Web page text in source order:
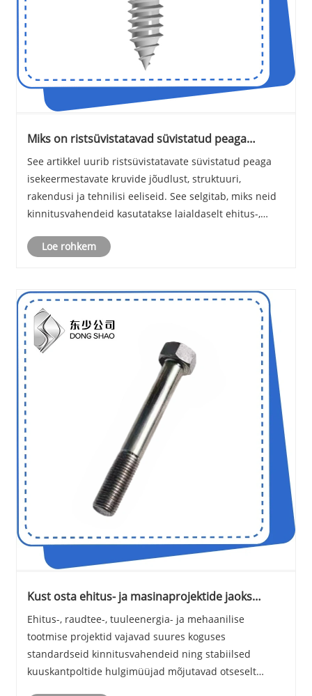
Miks on ristsüvistatavad süvistatud peaga
kinnitussüsteemides eelistatud valik
See artikkel uurib ristsüvistatavate süvistatud peaga
isekeermestavate kruvide jõudlust, struktuuri,
rakendusi ja tehnilisi eeliseid. See selgitab, miks neid
kinnitusvahendeid kasutatakse laialdaselt ehitus-,
DONGSHAO tootmistavadest ja tehnilistes......
Loe rohkem
Kust osta ehitus- ja masinaprojektide jaoks
Ehitus-, raudtee-, tuuleenergia- ja mehaanilise
tootmise projektid vajavad suures koguses
standardseid kinnitusvahendeid ning stabiilsed
kuuskantpoltide hulgimüüjad mõjutavad otseselt